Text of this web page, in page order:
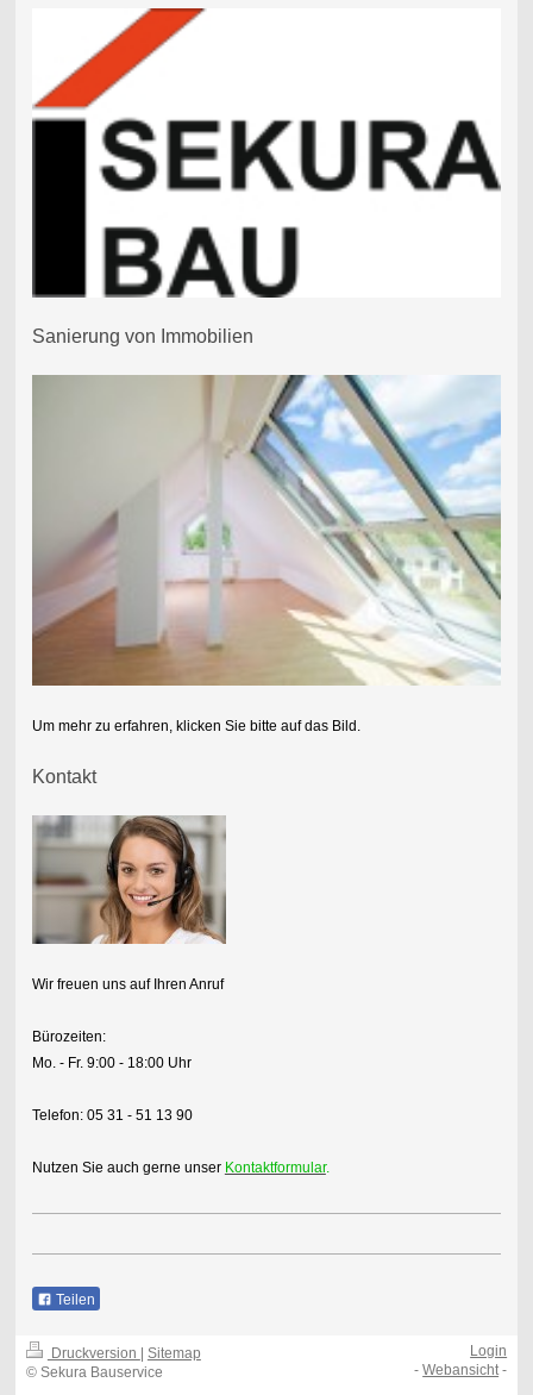
Sanierung von Immobilien
Um mehr zu erfahren, klicken Sie bitte auf das Bild.
Kontakt
Wir freuen uns auf Ihren Anruf
Bürozeiten:
Mo. - Fr. 9:00 - 18:00 Uhr
Telefon: 05 31 - 51 13 90
Nutzen Sie auch gerne unser Kontaktformular.
Teilen
Druckversion | Sitemap
© Sekura Bauservice
Login
-Webansicht -